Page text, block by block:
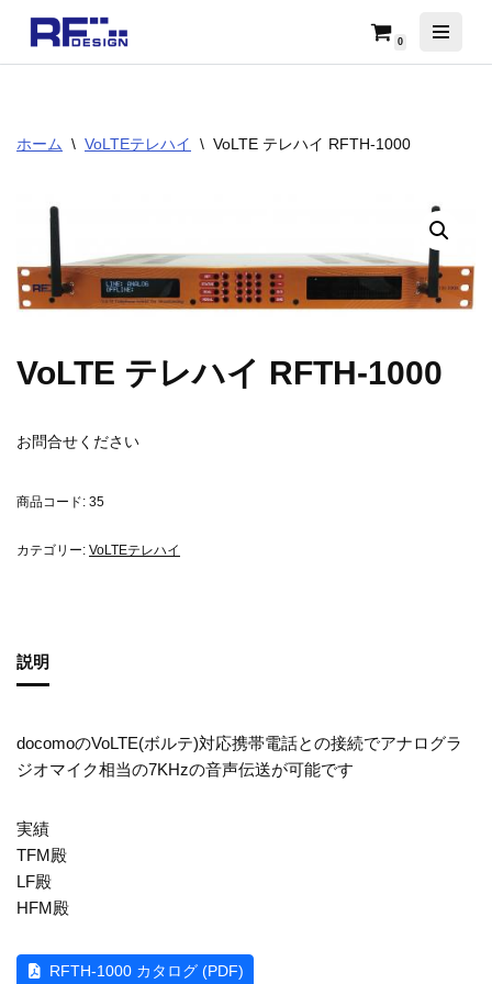
ン
ッ
プ
0
ホーム \ VoLTEテレハイ \ VoLTE テレハイ RFTH-1000
VoLTE テレハイ RFTH-1000
お問合せください
商品コード: 35
カテゴリー: VoLTEテレハイ
説明
docomoのVoLTE(ボルテ)対応携帯電話との接続でアナログラ
ジオマイク相当の7KHzの音声伝送が可能です
実績
TFM殿
LF殿
HFM殿
RFTH-1000 カタログ (PDF)